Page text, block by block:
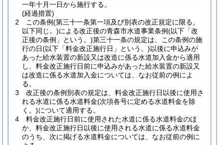
一年十月一日から施行する。
(経過措置)
2
この条例(第三十一条第一項及び別表の改正規定に限る。
以下同じ。)による改正後の青森市水道事業条例(以下「改
正後の条例」という。)第三十一条の規定は、この条例の施
行の日(以下「料金改正施行日」という。)以後に申込みが
あった給水装置の新設又は改造に係る水道加入金から適用
し、料金改正施行日前に申込みがあった給水装置の新設又
は改造に係る水道加入金については、なお従前の例によ
る。
3
改正後の条例別表の規定は、料金改正施行日以後に使用さ
れる水道に係る水道料金(次項各号に定める水道料金を除
く。)について適用する。
4
料金改正施行日前に使用された水道に係る水道料金のほ
か、料金改正施行日以後に使用される水道に係る水道料金
のうち、次に掲げる水道料金については、なお従前の例に